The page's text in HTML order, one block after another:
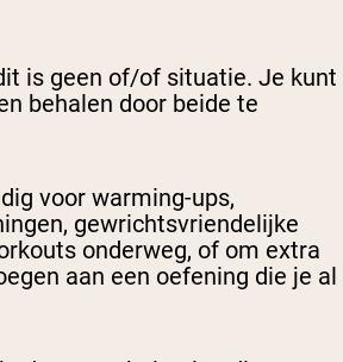
is geen of/of situatie. Je kunt
behalen door beide te
voor warming-ups,
gewrichtsvriendelijke
onderweg, of om extra
aan een oefening die je al